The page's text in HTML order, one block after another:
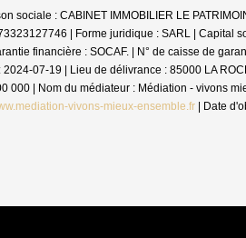
sociale : CABINET IMMOBILIER LE
| Forme juridique : SARL | Capital
financière : SOCAF. | N° de caisse de
07-19 | Lieu de délivrance : 85000 LA
000 | Nom du médiateur : Médiation - vivons
vivons-mieux-ensemble.fr | Date